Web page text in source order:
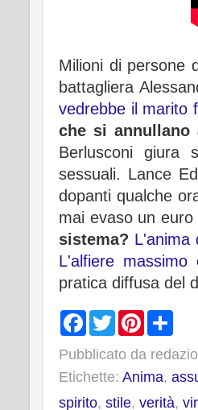
Milioni di persone
battagliera
vedrebbe il marito
che si annullano
Berlusconi giura
sessuali. Lance
dopanti qualche
mai evaso un euro
sistema? L'anima
L'alfiere
pratica diffusa del
F
a
e
o
o
T
w
t
e
r
P
t
r
r
Pubblicato da
Etichette: Anima,
spirito, stile, verità,